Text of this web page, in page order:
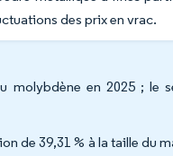
des prix en vrac.
molybdène en 2025 ; le
de 39,31 % à la taille du